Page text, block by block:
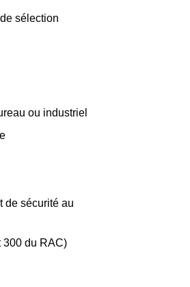
sélection
ou industriel
de sécurité au
300 du RAC)